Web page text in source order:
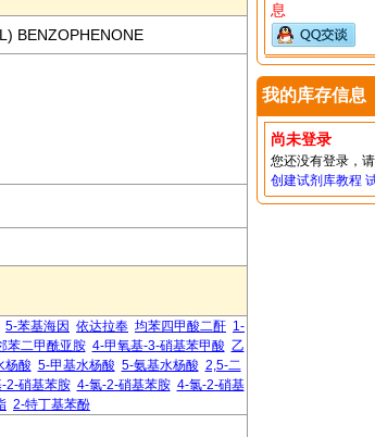
BENZOPHENONE
5-苯基海因 依达拉奉 均苯四甲酸二酐 1-
苯二甲酰亚胺 4-甲氧基-3-硝基苯甲酸 乙
杨酸 5-甲基水杨酸 5-氨基水杨酸 2,5-二
2-硝基苯胺 4-氯-2-硝基苯胺 4-氯-2-硝基
2-特丁基苯酚
息
我的库存信息
尚未登录
您还没有登录，
创建试剂库教程